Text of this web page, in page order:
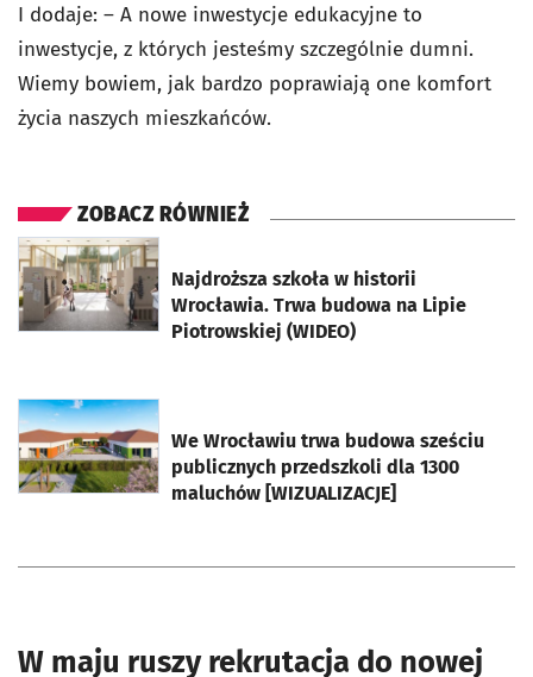
I dodaje: – A nowe inwestycje edukacyjne to
inwestycje, z których jesteśmy szczególnie dumni.
Wiemy bowiem, jak bardzo poprawiają one komfort
życia naszych mieszkańców.
ZOBACZ RÓWNIEŻ
Najdroższa szkoła w historii
Wrocławia. Trwa budowa na Lipie
Piotrowskiej (WIDEO)
otworzy się w nowej karcie
We Wrocławiu trwa budowa sześciu
publicznych przedszkoli dla 1300
maluchów [WIZUALIZACJE]
otworzy się w nowej karcie
W maju ruszy rekrutacja do nowej